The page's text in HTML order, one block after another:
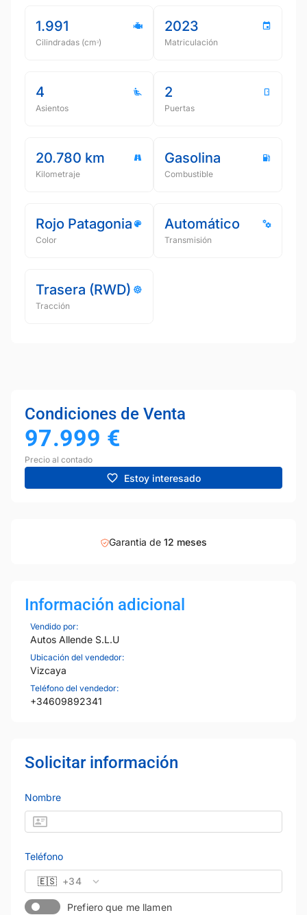
1.991
Cilindradas (cmᵌ)
2023
Matriculación
4
Asientos
2
Puertas
20.780 km
Kilometraje
Gasolina
Combustible
Rojo Patagonia
Color
Automático
Transmisión
Trasera (RWD)
Tracción
Condiciones de Venta
97.999 €
Precio al contado
Estoy interesado
Garantia de 12 meses
Información adicional
Vendido por:
Autos Allende S.L.U
Ubicación del vendedor:
Vizcaya
Teléfono del vendedor:
+34609892341
Solicitar información
Nombre
Teléfono
🇪🇸 +34
Prefiero que me llamen